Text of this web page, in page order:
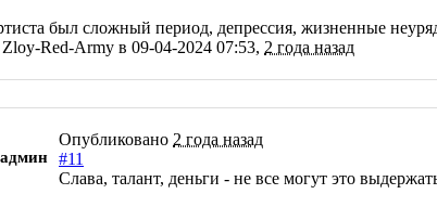
был сложный период, депрессия, жизненные
Red-Army в 09-04-2024 07:53, 2 года назад
Опубликовано 2 года назад
#11
Слава, талант, деньги - не все могут это